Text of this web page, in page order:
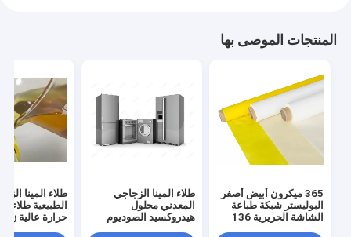
المنتجات الموصى بها
365 ميكرون أبيض أصفر
البوليستر شبكة طباعة
الشاشة الحريرية 136
طلاء المينا الزجاجي
المعدني محلول
هيدروكسيد الصوديوم
طلاء المينا
الطبيعية طلاء
حرارة عالية